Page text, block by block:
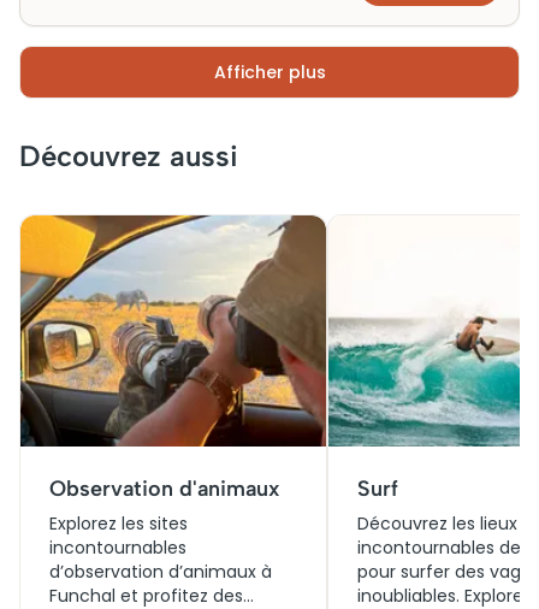
Afficher plus
Découvrez aussi
Observation d'animaux
Explorez les sites
incontournables
d’observation d’animaux à
Funchal et profitez des
Surf
Découvrez les lieux
incontournables de
pour surfer des
inoubliables. Explorez